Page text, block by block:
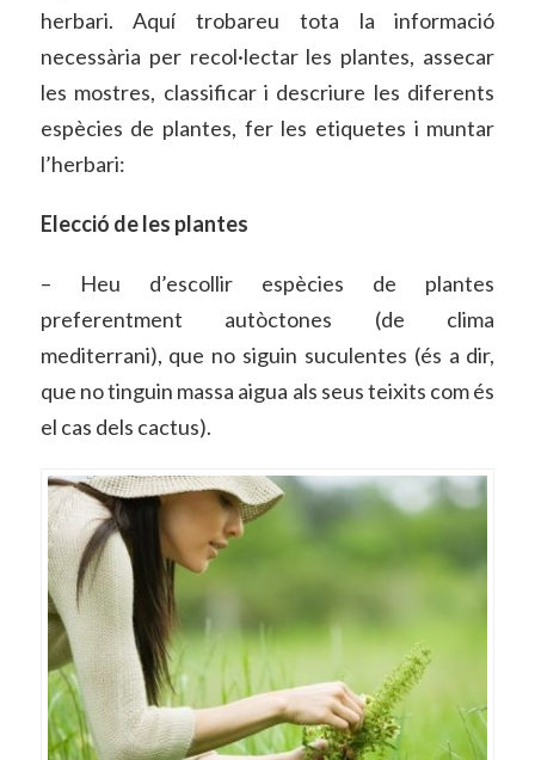
herbari. Aquí trobareu tota la informació
necessària per recol·lectar les plantes, assecar
les mostres, classificar i descriure les diferents
espècies de plantes, fer les etiquetes i muntar
l’herbari:
Elecció de les plantes
– Heu d’escollir espècies de plantes
preferentment autòctones (de clima
mediterrani), que no siguin suculentes (és a dir,
que no tinguin massa aigua als seus teixits com és
el cas dels cactus).